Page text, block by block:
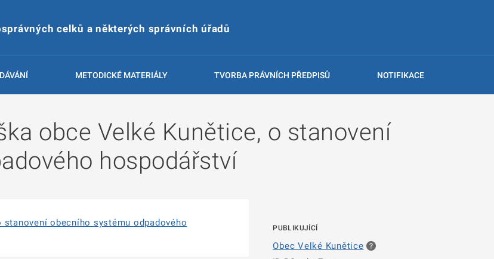
celků a některých správních úřadů
METODICKÉ MATERIÁLY TVORBA PRÁVNÍCH PŘEDPISŮ NOTIFIKACE
obce Velké Kunětice, o stanovení
hospodářství
PUBLIKUJÍCÍ
Obec Velké Kunětice
obecního systému odpadového